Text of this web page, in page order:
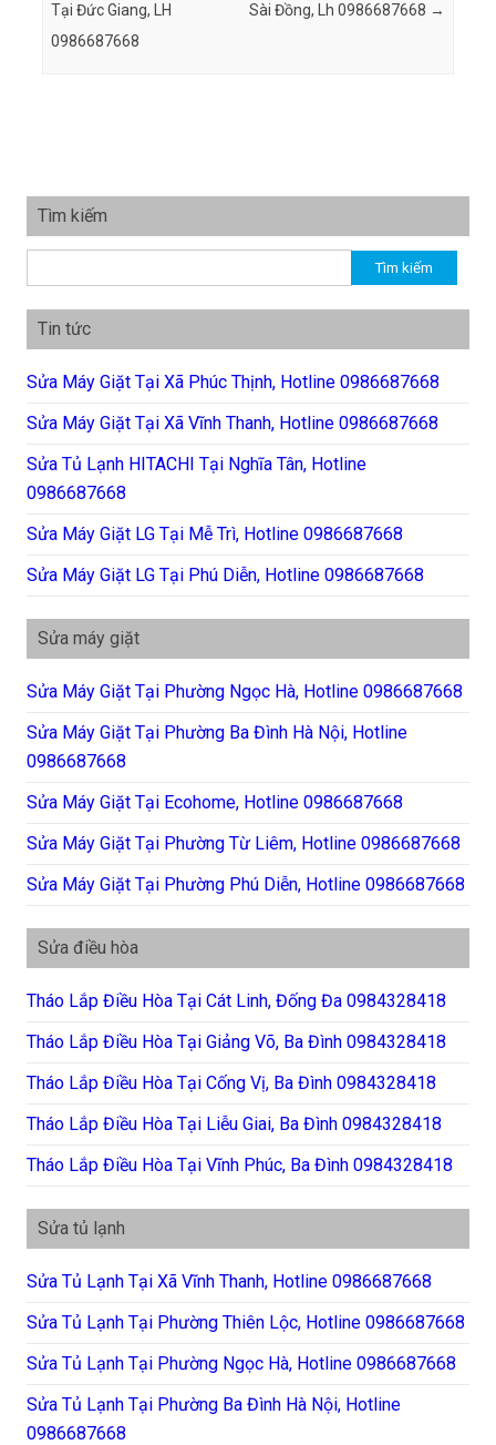
Tại Đức Giang, LH
0986687668
Sài Đồng, Lh 0986687668 →
Tìm kiếm
Tin tức
Sửa Máy Giặt Tại Xã Phúc Thịnh, Hotline 0986687668
Sửa Máy Giặt Tại Xã Vĩnh Thanh, Hotline 0986687668
Sửa Tủ Lạnh HITACHI Tại Nghĩa Tân, Hotline
0986687668
Sửa Máy Giặt LG Tại Mễ Trì, Hotline 0986687668
Sửa Máy Giặt LG Tại Phú Diễn, Hotline 0986687668
Sửa máy giặt
Sửa Máy Giặt Tại Phường Ngọc Hà, Hotline 0986687668
Sửa Máy Giặt Tại Phường Ba Đình Hà Nội, Hotline
0986687668
Sửa Máy Giặt Tại Ecohome, Hotline 0986687668
Sửa Máy Giặt Tại Phường Từ Liêm, Hotline 0986687668
Sửa Máy Giặt Tại Phường Phú Diễn, Hotline 0986687668
Sửa điều hòa
Tháo Lắp Điều Hòa Tại Cát Linh, Đống Đa 0984328418
Tháo Lắp Điều Hòa Tại Giảng Võ, Ba Đình 0984328418
Tháo Lắp Điều Hòa Tại Cống Vị, Ba Đình 0984328418
Tháo Lắp Điều Hòa Tại Liễu Giai, Ba Đình 0984328418
Tháo Lắp Điều Hòa Tại Vĩnh Phúc, Ba Đình 0984328418
Sửa tủ lạnh
Sửa Tủ Lạnh Tại Xã Vĩnh Thanh, Hotline 0986687668
Sửa Tủ Lạnh Tại Phường Thiên Lộc, Hotline 0986687668
Sửa Tủ Lạnh Tại Phường Ngọc Hà, Hotline 0986687668
Sửa Tủ Lạnh Tại Phường Ba Đình Hà Nội, Hotline
0986687668